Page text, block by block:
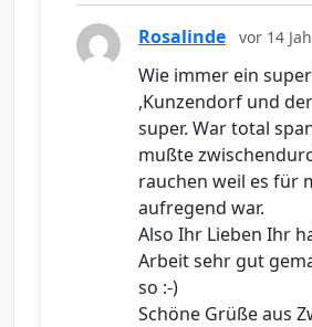
Rosalinde vor 14
Wie immer ein
,Kunzendorf und
super. War total
mußte
rauchen weil es für
aufregend war.
Also Ihr Lieben Ihr
Arbeit sehr gut
so :-)
Schöne Grüße aus